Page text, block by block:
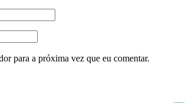
para a próxima vez que eu comentar.